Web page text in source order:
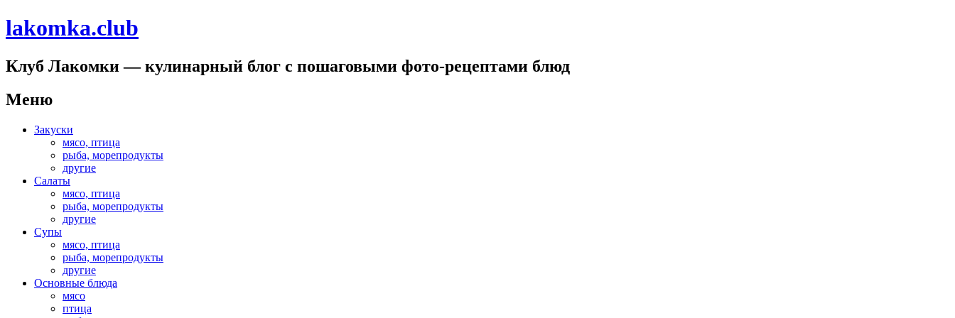
lakomka.club
Клуб Лакомки — кулинарный блог с пошаговыми фото-рецептами блюд
Меню
Перейти
содержимому
Закуски
мясо, птица
рыба, морепродукты
другие
Салаты
мясо, птица
рыба, морепродукты
другие
Супы
мясо, птица
рыба, морепродукты
другие
Основные блюда
мясо
птица